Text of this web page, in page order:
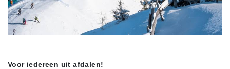
Voor iedereen uit afdalen!